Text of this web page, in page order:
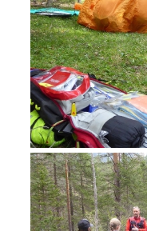
Aktuell